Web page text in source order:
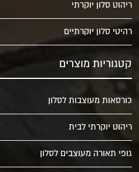
ריהוט סלון יוקרתי
רהיטי סלון יוקרתיים
קטגוריות מוצרים
כורסאות מעוצבות לסלון
ריהוט יוקרתי לבית
גופי תאורה מעוצבים לסלון